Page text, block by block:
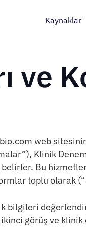
Kaynaklar
ve
web
Klinik
Bu
toplu olarak
bilgileri
görüş ve